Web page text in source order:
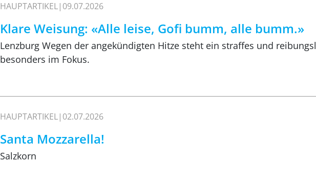
HAUPTARTIKEL 09.07.2026
Klare Weisung: «Alle leise, Gofi bumm, alle bumm.»
Lenzburg Wegen der angekündigten Hitze steht ein straffes und
besonders im Fokus.
HAUPTARTIKEL 02.07.2026
Santa Mozzarella!
Salzkorn